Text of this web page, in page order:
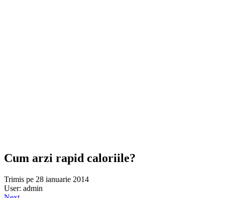
Cum arzi rapid caloriile?
Trimis pe 28 ianuarie 2014
User: admin